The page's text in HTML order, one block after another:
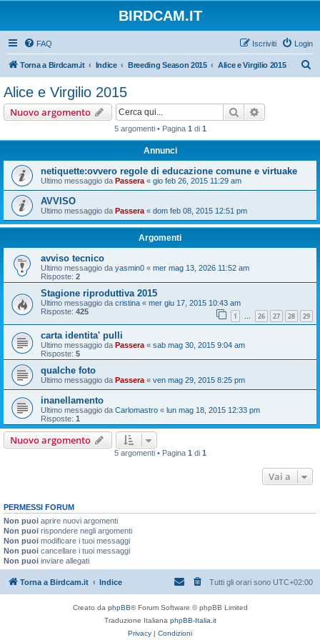
BIRDCAM.IT
FAQ Login
Iscriviti
Torna a Birdcam.it Indice Breeding Season 2015 Alice e Virgilio 2015
Alice e Virgilio 2015
Nuovo argomento Cerca
5 argomenti • Pagina 1 di 1
Annunci
netiquette:ovvero regole di educazione comune e virtuake
Ultimo messaggio da Passera « gio feb 26, 2015 11:29 am
AVVISO
Ultimo messaggio da Passera « dom feb 08, 2015 12:51 pm
Argomenti
avviso tecnico
Ultimo messaggio da yasmin0 « mer mag 13, 2026 11:52 am
Risposte: 2
Stagione riproduttiva 2015
Ultimo messaggio da cristina « mer giu 17, 2015 10:43 am
Risposte: 425 1 … 26 27 28 29
carta identita' pulli
Ultimo messaggio da Passera « sab mag 30, 2015 9:04 am
Risposte: 5
qualche foto
Ultimo messaggio da Passera « ven mag 29, 2015 8:25 pm
inanellamento
Ultimo messaggio da Carlomastro « lun mag 18, 2015 12:33 pm
Risposte: 1
Nuovo argomento
5 argomenti • Pagina 1 di 1
Vai a
PERMESSI FORUM
Non puoi aprire nuovi argomenti
Non puoi rispondere negli argomenti
Non puoi modificare i tuoi messaggi
Non puoi cancellare i tuoi messaggi
Non puoi inviare allegati
Torna a Birdcam.it Indice Tutti gli orari sono UTC+02:00
Creato da phpBB® Forum Software © phpBB Limited
Traduzione Italiana phpBB-Italia.it
Privacy | Condizioni